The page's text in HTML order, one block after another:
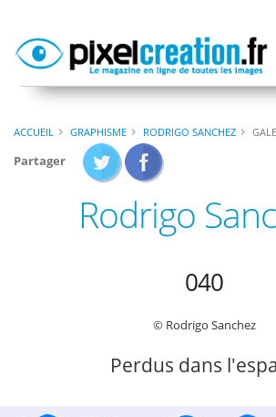
ACCUEIL GRAPHISME RODRIGO SANCHEZ
Partager
Rodrigo
040
© Rodrigo Sanchez
Perdus dans